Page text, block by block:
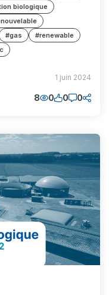
biologique
#gas
#renewable
1 juin 2024
8 0 0 0